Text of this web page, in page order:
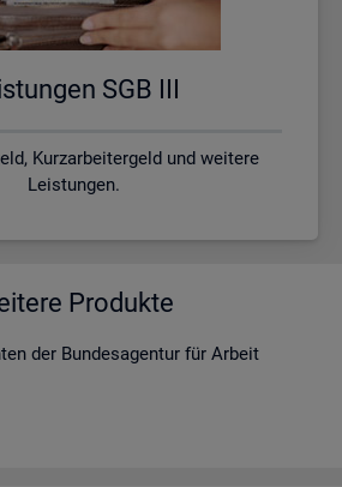
SGB III
Kurzarbeitergeld und weitere
Leistungen.
Produkte
der Bundesagentur für Arbeit